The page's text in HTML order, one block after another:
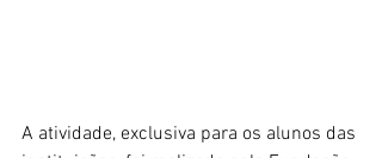
A atividade, exclusiva para os alunos das